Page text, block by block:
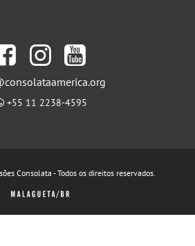
+55 11 2238-4595
Consolata - Todos os direitos reservados.